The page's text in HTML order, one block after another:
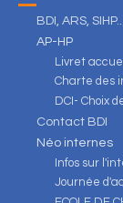
BDI, ARS,
AP-HP
Livret
Charte des
DCI- Choix
Contact BDI
Néo internes
Infos sur
Journée